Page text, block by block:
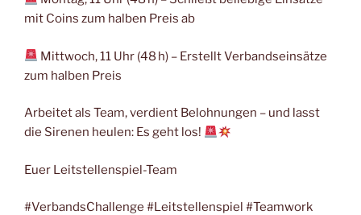
mit Coins zum halben Preis ab
Mittwoch, 11 Uhr (48 h) – Erstellt Verbandseinsätze
zum halben Preis
Arbeitet als Team, verdient Belohnungen – und lasst
die Sirenen heulen: Es geht los!
Euer Leitstellenspiel-Team
#VerbandsChallenge #Leitstellenspiel #Teamwork